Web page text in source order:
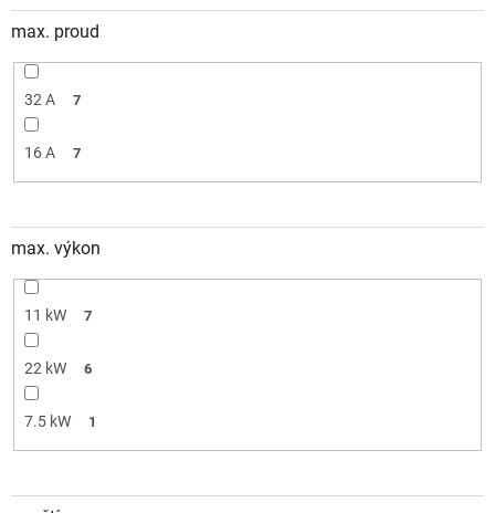
max. proud
32 A 7
16 A 7
max. výkon
11 kW 7
22 kW 6
7.5 kW 1